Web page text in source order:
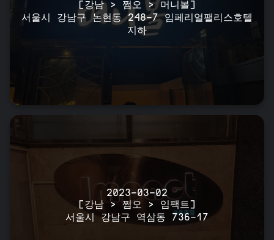
[강남 > 쩜오 > 머니볼]
서울시 강남구 논현동 248-7 임페리얼팰리스호텔
지하
2023-03-02
[강남 > 쩜오 > 임팩트]
서울시 강남구 역삼동 736-17